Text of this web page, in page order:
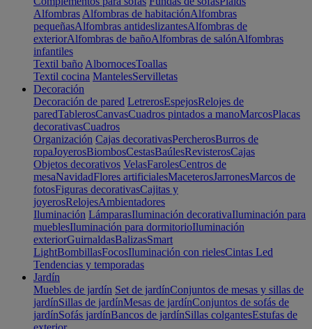
Alfombras Alfombras de habitaciónAlfombras
pequeñasAlfombras antideslizantesAlfombras de
exteriorAlfombras de bañoAlfombras de salónAlfombras
infantiles
Textil baño AlbornocesToallas
Textil cocina MantelesServilletas
Decoración
Decoración de pared LetrerosEspejosRelojes de
paredTablerosCanvasCuadros pintados a manoMarcosPlacas
decorativasCuadros
Organización Cajas decorativasPercherosBurros de
ropaJoyerosBiombosCestasBaúlesRevisterosCajas
Objetos decorativos VelasFarolesCentros de
mesaNavidadFlores artificialesMaceterosJarronesMarcos de
fotosFiguras decorativasCajitas y
joyerosRelojesAmbientadores
Iluminación LámparasIluminación decorativaIluminación para
mueblesIluminación para dormitorioIluminación
exteriorGuirnaldasBalizasSmart
LightBombillasFocosIluminación con rielesCintas Led
Tendencias y temporadas
Jardín
Muebles de jardín Set de jardínConjuntos de mesas y sillas de
jardínSillas de jardínMesas de jardínConjuntos de sofás de
jardínSofás jardínBancos de jardínSillas colgantesEstufas de